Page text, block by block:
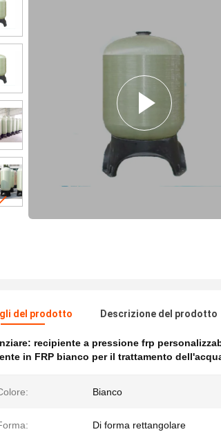
del prodotto Descrizione del prodotto
recipiente a pressione frp
in FRP bianco per il trattamento
Bianco
Di forma rettangolare